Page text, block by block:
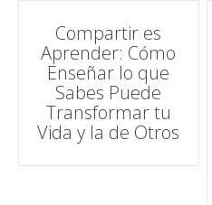
Navegación
de
entradas
Compartir es
Aprender: Cómo
Enseñar lo que
Sabes Puede
Transformar tu
Vida y la de Otros